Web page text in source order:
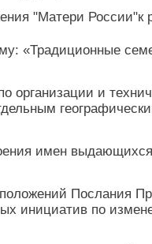
"Матери России"к
«Традиционные
организации и
имен выдающихся
Послания
инициатив по